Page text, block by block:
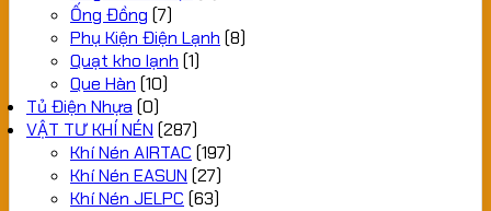
Ống Đồng (7)
Phụ Kiện Điện Lạnh (8)
Quạt kho lạnh (1)
Que Hàn (10)
Tủ Điện Nhựa (0)
VẬT TƯ KHÍ NÉN (287)
Khí Nén AIRTAC (197)
Khí Nén EASUN (27)
Khí Nén JELPC (63)